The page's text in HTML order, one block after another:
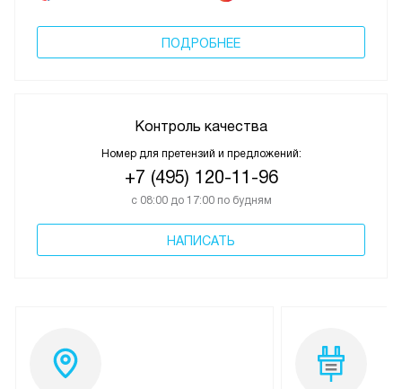
ПОДРОБНЕЕ
Контроль качества
Номер для претензий и предложений:
+7 (495) 120-11-96
с 08:00 до 17:00 по будням
НАПИСАТЬ